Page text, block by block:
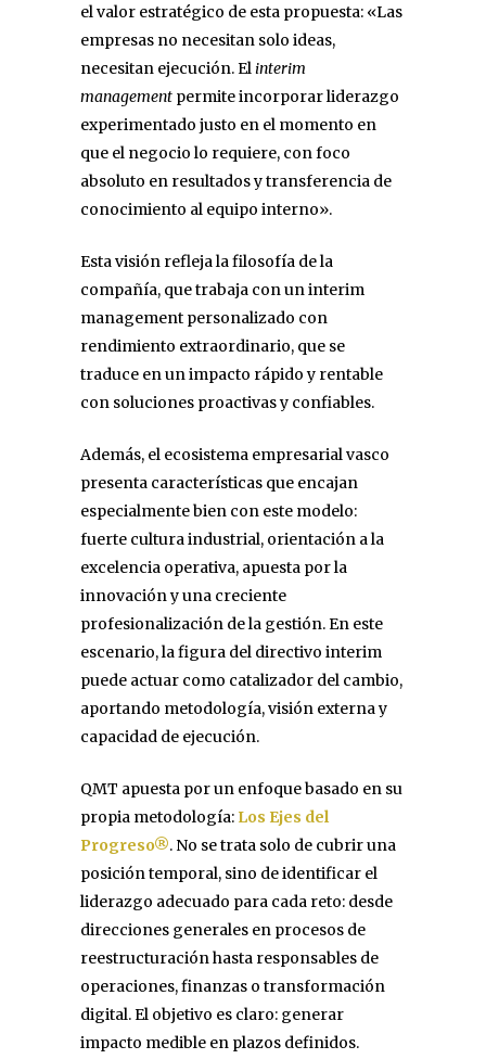
el valor estratégico de esta propuesta: «Las
empresas no necesitan solo ideas,
necesitan ejecución. Elinterim
management permite incorporar liderazgo
experimentado justo en el momento en
que el negocio lo requiere, con foco
absoluto en resultados y transferencia de
conocimiento al equipo interno».
Esta visión refleja la filosofía de la
compañía, que trabaja con un interim
management personalizado con
rendimiento extraordinario, que se
traduce en un impacto rápido y rentable
con soluciones proactivas y confiables.
Además, el ecosistema empresarial vasco
presenta características que encajan
especialmente bien con este modelo:
fuerte cultura industrial, orientación a la
excelencia operativa, apuesta por la
innovación y una creciente
profesionalización de la gestión. En este
escenario, la figura del directivo interim
puede actuar como catalizador del cambio,
aportando metodología, visión externa y
capacidad de ejecución.
QMT apuesta por un enfoque basado en su
propia metodología: Los Ejes del
Progreso®. No se trata solo de cubrir una
posición temporal, sino de identificar el
liderazgo adecuado para cada reto: desde
direcciones generales en procesos de
reestructuración hasta responsables de
operaciones, finanzas o transformación
digital. El objetivo es claro: generar
impacto medible en plazos definidos.